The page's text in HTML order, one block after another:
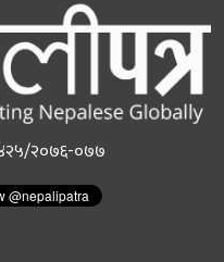
२०७६-०७७